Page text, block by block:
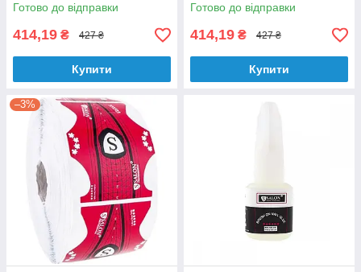
Готово до відправки
414,19 ₴ 427 ₴
Купити
Готово до відправки
414,19 ₴ 427 ₴
Купити
–3%